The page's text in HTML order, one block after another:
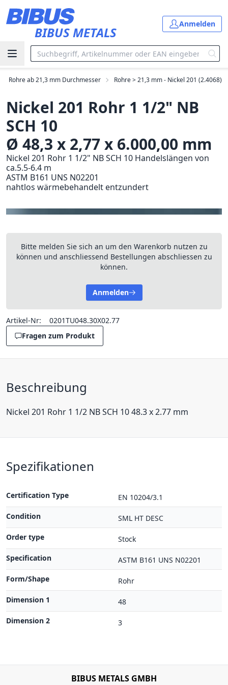
BIBUS METALS
Anmelden
Rohre ab 21,3 mm Durchmesser Rohre > 21,3 mm - Nickel 201 (2.4068)
Nickel 201 Rohr 1 1/2" NB
SCH 10
Ø 48,3 x 2,77 x 6.000,00 mm
Nickel 201 Rohr 1 1/2" NB SCH 10 Handelslängen von
ca.5.5-6.4 m
ASTM B161 UNS N02201
nahtlos wärmebehandelt entzundert
Bitte melden Sie sich an um den Warenkorb nutzen zu
können und anschliessend Bestellungen abschliessen zu
können.
Anmelden
Artikel-Nr:
0201TU048.30X02.77
Fragen zum Produkt
Beschreibung
Nickel 201 Rohr 1 1/2 NB SCH 10 48.3 x 2.77 mm
Spezifikationen
Certification Type
EN 10204/3.1
Condition
SML HT DESC
Order type
Stock
Specification
ASTM B161 UNS N02201
Form/Shape
Rohr
Dimension 1
48
Dimension 2
3
BIBUS METALS GMBH